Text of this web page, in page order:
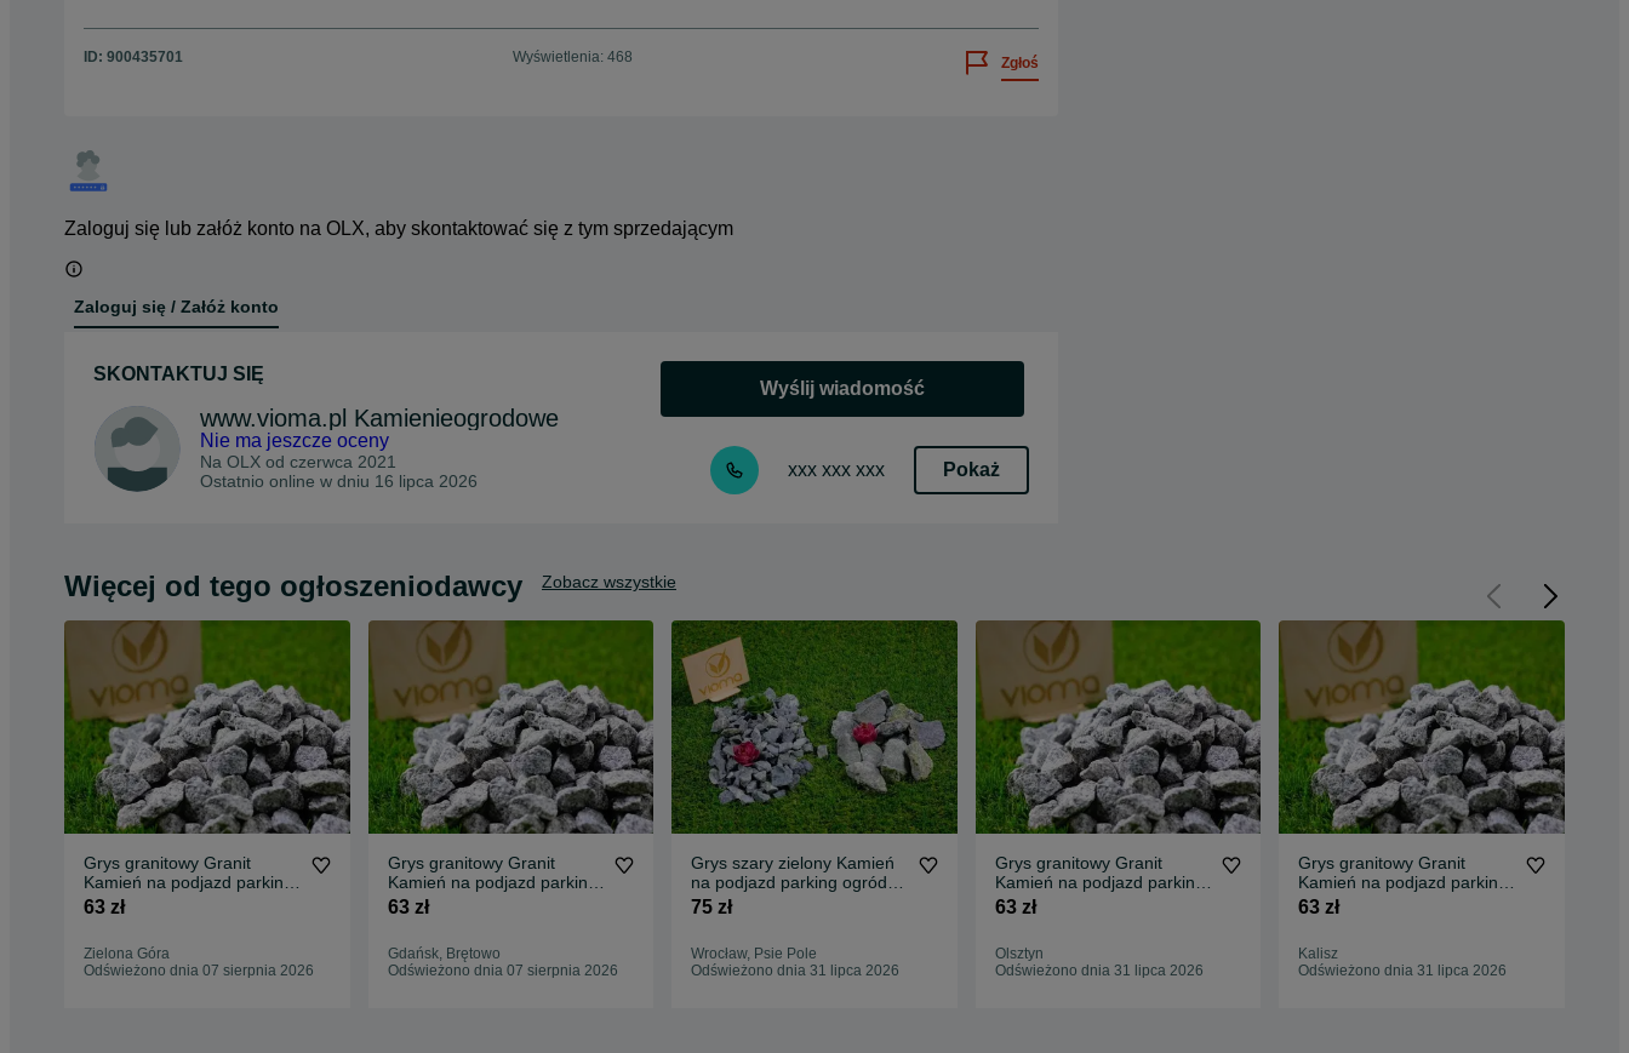
ID: 900435701 Wyświetlenia: 468 Zgłoś
Zaloguj się lub załóż konto na OLX, aby skontaktować się z tym sprzedającym
Zaloguj się / Załóż konto
SKONTAKTUJ SIĘ
www.vioma.pl Kamienieogrodowe
Nie ma jeszcze oceny
Na OLX od czerwca 2021
Ostatnio online w dniu 16 lipca 2026
Wyślij wiadomość
xxx xxx xxx Pokaż
Więcej od tego ogłoszeniodawcy Zobacz wszystkie
Grys granitowy Granit
Kamień na podjazd parking
ogród Transport Tanio
63 zł
Zielona Góra
Odświeżono dnia 07 sierpnia 2026
Grys granitowy Granit
Kamień na podjazd parking
ogród Transport Tanio
63 zł
Gdańsk, Brętowo
Odświeżono dnia 07 sierpnia 2026
Grys szary zielony Kamień
na podjazd parking ogród
Transport Tanio
75 zł
Wrocław, Psie Pole
Odświeżono dnia 31 lipca 2026
Grys granitowy Granit
Kamień na podjazd parking
ogród Transport Tanio
63 zł
Olsztyn
Odświeżono dnia 31 lipca 2026
Grys granitowy Granit
Kamień na podjazd parking
ogród Transport Tanio
63 zł
Kalisz
Odświeżono dnia 31 lipca 2026